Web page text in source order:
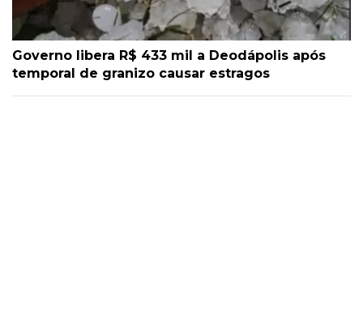
Governo libera R$ 433 mil a Deodápolis após
temporal de granizo causar estragos